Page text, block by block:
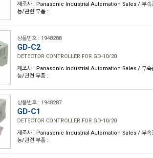
제조사 : Panasonic Industrial Automation Sales / 부속
능/관련 부품 :
상품번호 : 1948288
GD-C2
DETECTOR CONTROLLER FOR GD-10/20
제조사 : Panasonic Industrial Automation Sales / 부속
능/관련 부품 :
상품번호 : 1948287
GD-C1
DETECTOR CONTROLLER FOR GD-10/20
제조사 : Panasonic Industrial Automation Sales / 부속
능/관련 부품 :